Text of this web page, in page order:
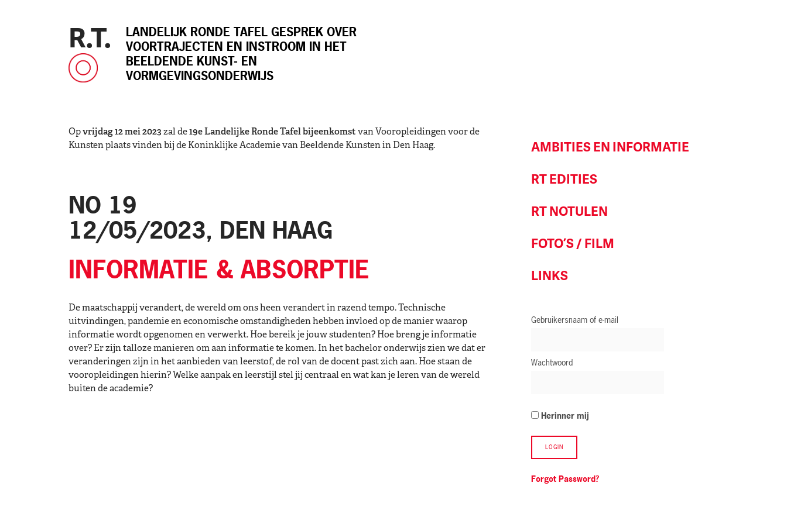
R.T.
LANDELIJK RONDE TAFEL GESPREK OVER
VOORTRAJECTEN EN INSTROOM IN HET
BEELDENDE KUNST- EN
VORMGEVINGSONDERWIJS
Opvrijdag 12 mei 2023zal de19e Landelijke Ronde Tafel bijeenkomstvan Vooropleidingen voor de
Kunsten plaats vinden bij de Koninklijke Academie van Beeldende Kunsten in Den Haag.
NO 19
12/05/2023, DEN HAAG
INFORMATIE & ABSORPTIE
De maatschappij verandert, de wereld om ons heen verandert in razend tempo. Technische
uitvindingen, pandemie en economische omstandigheden hebben invloed op de manier waarop
informatie wordt opgenomen en verwerkt. Hoe bereik je jouw studenten? Hoe breng je informatie
over? Er zijn talloze manieren om aan informatie te komen. In het bachelor onderwijs zien we dat er
veranderingen zijn in het aanbieden van leerstof, de rol van de docent past zich aan. Hoe staan de
vooropleidingen hierin? Welke aanpak en leerstijl stel jij centraal en wat kan je leren van de wereld
buiten de academie?
AMBITIES EN INFORMATIE
RT EDITIES
RT NOTULEN
FOTO’S / FILM
LINKS
Gebruikersnaam of e-mail
Wachtwoord
Herinner mij
Forgot Password?